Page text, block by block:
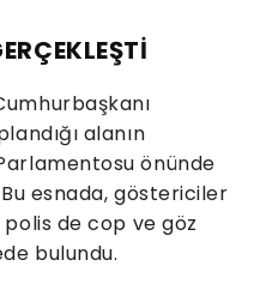
alanın
önünde
esnada, göstericiler
de cop ve göz
bulundu.